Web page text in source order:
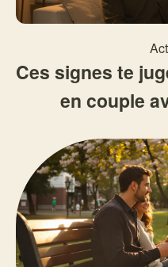
Ces signes te
en couple